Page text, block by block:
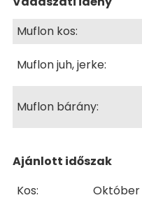
Muflon kos:
Muflon juh, jerke:
Muflon bárány:
Ajánlott időszak
Kos:
Október